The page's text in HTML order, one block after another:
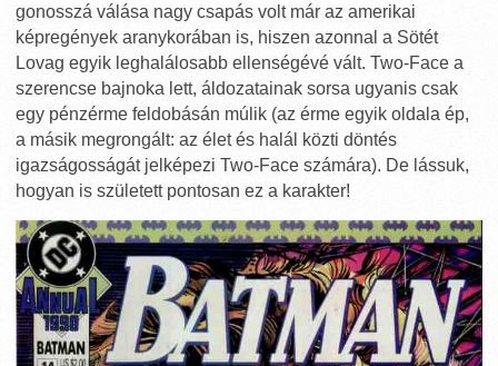
gonosszá válása nagy csapás volt már az amerikai
képregények aranykorában is, hiszen azonnal a Sötét
Lovag egyik leghalálosabb ellenségévé vált. Two-Face a
szerencse bajnoka lett, áldozatainak sorsa ugyanis csak
egy pénzérme feldobásán múlik (az érme egyik oldala ép,
a másik megrongált: az élet és halál közti döntés
igazságosságát jelképezi Two-Face számára). De lássuk,
hogyan is született pontosan ez a karakter!